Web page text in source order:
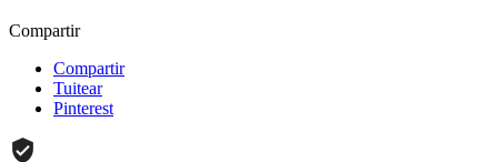
Compartir
Compartir
Tuitear
Pinterest